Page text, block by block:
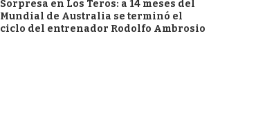
Sorpresa en Los Teros: a 14 meses del
Mundial de Australia se terminó el
ciclo del entrenador Rodolfo Ambrosio